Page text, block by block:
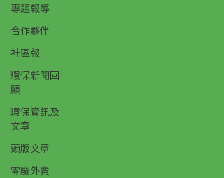
專題報導
合作夥伴
社區報
環保新聞回
顧
環保資訊及
文章
頭版文章
零廢外賣